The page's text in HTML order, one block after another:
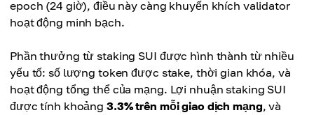
epoch (24 giờ), điều này càng khuyến khích validator
hoạt động minh bạch.
Phần thưởng từ staking SUI được hình thành từ nhiều
yếu tố: số lượng token được stake, thời gian khóa, và
hoạt động tổng thể của mạng. Lợi nhuận staking SUI
được tính khoảng 3.3% trên mỗi giao dịch mạng, và